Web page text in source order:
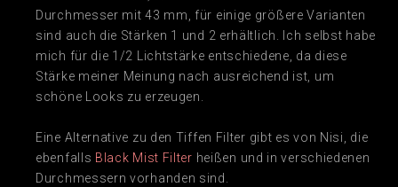
Durchmesser mit 43 mm, für einige größere Varianten
sind auch die Stärken 1 und 2 erhältlich. Ich selbst habe
mich für die 1/2 Lichtstärke entschiedene, da diese
Stärke meiner Meinung nach ausreichend ist, um
schöne Looks zu erzeugen.
Eine Alternative zu den Tiffen Filter gibt es von Nisi, die
ebenfalls Black Mist Filter heißen und in verschiedenen
Durchmessern vorhanden sind.